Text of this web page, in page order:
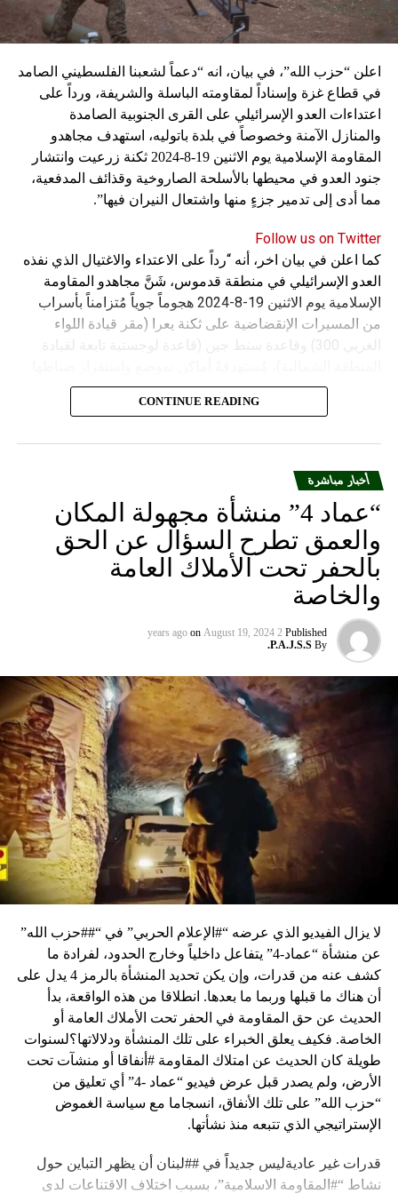
اعلن “حزب الله”، في بيان، انه “دعماً لشعبنا الفلسطيني الصامد
في قطاع غزة وإسناداً لمقاومته الباسلة ‌‏‌‏‌والشريفة، ورداً على
اعتداءات العدو الإسرائيلي على القرى الجنوبية الصامدة
والمنازل الآمنة وخصوصاً في بلدة باتوليه، استهدف مجاهدو
المقاومة الإسلامية يوم الاثنين 19-8-2024 ثكنة زرعيت وانتشار
جنود العدو في محيطها بالأسلحة الصاروخية وقذائف المدفعية،
مما أدى إلى تدمير جزءٍ منها واشتعال النيران فيها”.
Follow us on Twitter
كما اعلن في بيان اخر، أنه “رداً على الاعتداء والاغتيال الذي نفذه
العدو الإسرائيلي في منطقة قدموس، شَنَّ مجاهدو المقاومة
الإسلامية يوم الاثنين 19-8-2024 هجوماً جوياً مُتزامناً بأسراب
من المسيرات الإنقضاضية على ثكنة يعرا (مقر قيادة اللواء
الغربي 300) وقاعدة سنط جين (قاعدة لوجستية تابعة لقيادة
وجنودها وأصابت أهدافها بدقة وأوقعت فيهم عدداً من القتلى
CONTINUE READING
أخبار مباشرة
“عماد 4” منشأة مجهولة المكان
والعمق تطرح السؤال عن الحق
بالحفر تحت الأملاك العامة
والخاصة
Published
2 years ago
on August 19, 2024
By
P.A.J.S.S.
لا يزال الفيديو الذي عرضه “#الإعلام الحربي” في “##حزب الله”
عن منشأة “عماد-4” يتفاعل داخلياً وخارج الحدود، لفرادة ما
كشف عنه من قدرات، وإن يكن تحديد المنشأة بالرمز 4 يدل على
أن هناك ما قبلها وربما ما بعدها. انطلاقا من هذه الواقعة، بدأ
الحديث عن حق المقاومة في الحفر تحت الأملاك العامة أو
الخاصة. فكيف يعلق الخبراء على تلك المنشأة ودلالاتها؟لسنوات
طويلة كان الحديث عن امتلاك المقاومة #أنفاقا أو منشآت تحت
الأرض، ولم يصدر قبل عرض فيديو “عماد -4” أي تعليق من
“حزب الله” على تلك الأنفاق، انسجاما مع سياسة الغموض
الإستراتيجي الذي تتبعه منذ نشأتها.
قدرات غير عاديةليس جديداً في ##لبنان أن يظهر التباين حول
نشاط “#المقاومة الاسلامية”، بسبب اختلاف الاقتناعات لدى